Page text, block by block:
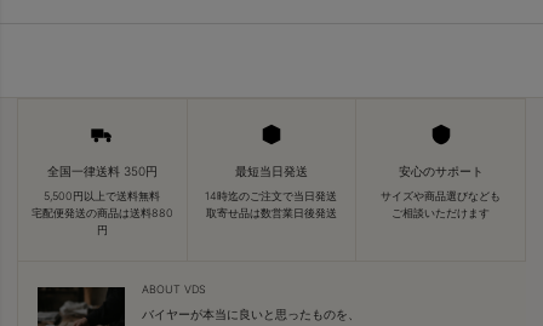
全国一律送料 350円
5,500円以上で送料無料
宅配便発送の商品は送料880
円
最短当日発送
14時迄のご注文で当日発送
取寄せ品は数営業日後発送
安心のサポート
サイズや商品選びなども
ご相談いただけます
ABOUT VDS
バイヤーが本当に良いと思ったものを、